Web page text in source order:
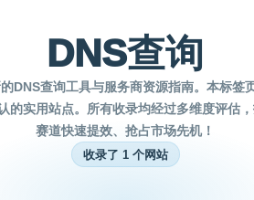
DNS查询
DNS查询工具与服务商资源指南。本标签
的实用站点。所有收录均经过多维度评估
赛道快速提效、抢占市场先机！
收录了 1 个网站